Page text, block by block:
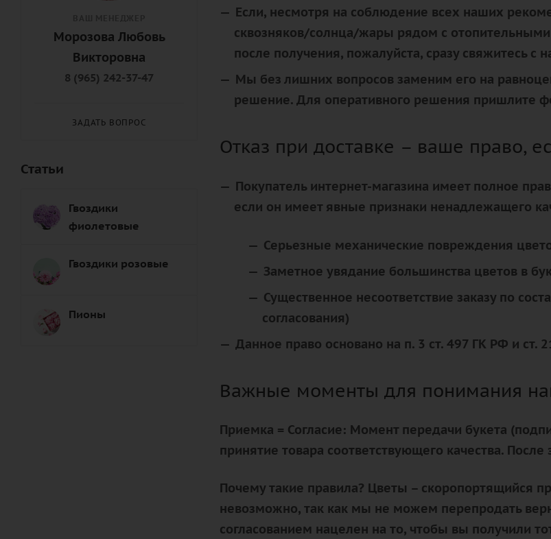
Если, несмотря на соблюдение всех наших
сквозняков/солнца/жары рядом с
после получения, пожалуйста, сразу свяжитесь с
Мы без лишних вопросов заменим его на
решение. Для оперативного решения пришлите
Отказ при доставке – ваше право,
Покупатель интернет-магазина имеет полное
если он имеет явные признаки ненадлежащего
Серьезные механические повреждения
Заметное увядание большинства цветов в
Существенное несоответствие заказу по
согласования)
Данное право основано на п. 3 ст. 497 ГК РФ и ст.
Важные моменты для понимания
Приемка = Согласие: Момент передачи букета
принятие товара соответствующего качества.
Почему такие правила? Цветы – скоропортящийся
невозможно, так как мы не можем перепродать
согласованием нацелен на то, чтобы вы получили
Морозова Любовь
Викторовна
8 (965) 242-37-47
ЗАДАТЬ ВОПРОС
Статьи
Гвоздики
фиолетовые
Гвоздики розовые
Пионы